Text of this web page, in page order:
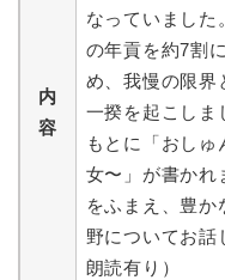
内
容
なっていました
の年貢を約7割
め、我慢の限界
一揆を起こしま
もとに「おし
女〜」が書かれ
をふまえ、豊か
野についてお
朗読有り）